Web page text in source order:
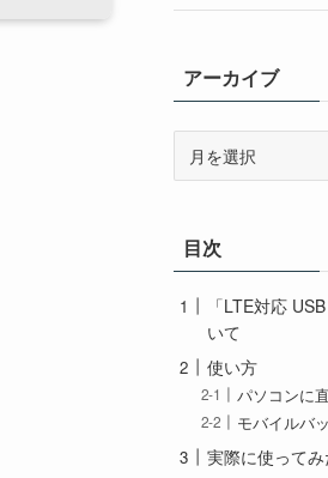
アーカイブ
ブ目次
「LTE対応
いて
使い方
パソコンに
モバイルバ
実際に使って